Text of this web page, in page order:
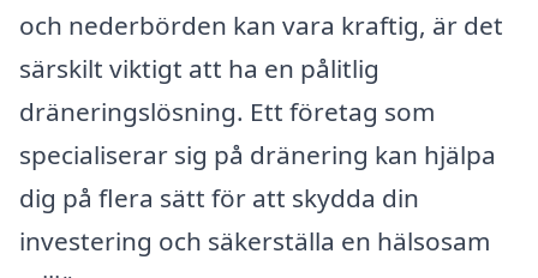
och nederbörden kan vara kraftig, är det
särskilt viktigt att ha en pålitlig
dräneringslösning. Ett företag som
specialiserar sig på dränering kan hjälpa
dig på flera sätt för att skydda din
investering och säkerställa en hälsosam